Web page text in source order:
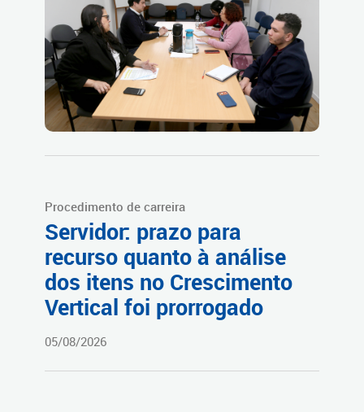
Procedimento de carreira
Servidor: prazo para
recurso quanto à análise
dos itens no Crescimento
Vertical foi prorrogado
05/08/2026